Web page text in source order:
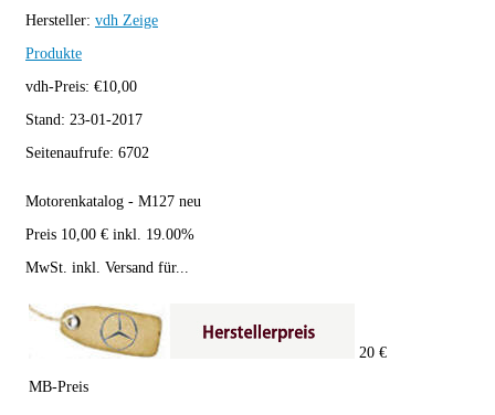
Hersteller: vdh Zeige
Produkte
vdh-Preis: €10,00
Stand: 23-01-2017
Seitenaufrufe: 6702
Motorenkatalog - M127 neu
Preis 10,00 € inkl. 19.00%
MwSt. inkl. Versand für...
MB-Preis
20 €